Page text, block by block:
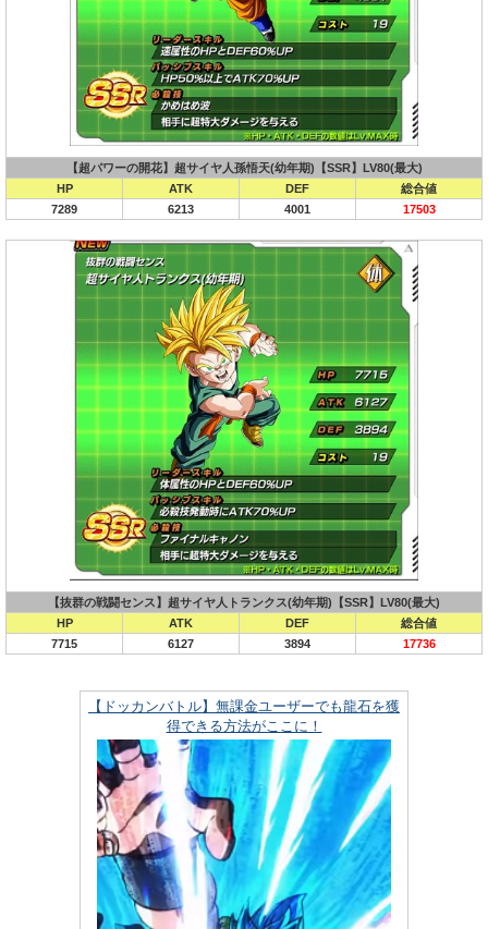
【超パワーの開花】超サイヤ人孫悟天(幼年期)【SSR】LV80(最大)
HP
ATK DEF
総合値
7289
6213 4001 17503
【抜群の戦闘センス】超サイヤ人トランクス(幼年期)【SSR】LV80(最大)
HP
ATK DEF
総合値
7715
6127 3894 17736
【ドッカンバトル】無課金ユーザーでも龍石を獲
得できる方法がここに！